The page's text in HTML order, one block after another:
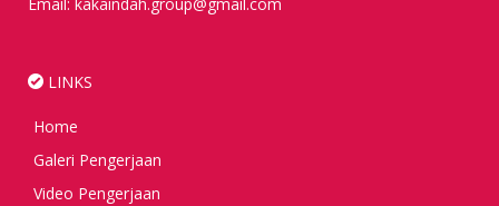
LINKS
Home
Galeri Pengerjaan
Video Pengerjaan